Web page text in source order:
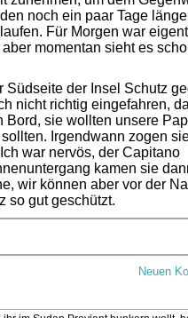
noch ein paar Tage
Für Morgen war
momentan sieht es
Südseite der Insel Schutz
nicht richtig eingefahren,
sie wollten unsere
Irgendwann zogen
war nervös, der Capitano
kamen sie
wir können aber vor der
so gut geschützt.
Neuen